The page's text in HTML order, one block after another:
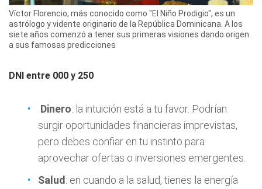
Víctor Florencio, más conocido como "El Niño Prodigio", es un
astrólogo y vidente originario de la República Dominicana. A los
siete años comenzó a tener sus primeras visiones dando origen
a sus famosas predicciones
DNI entre 000 y 250
Dinero: la intuición está a tu favor. Podrían
surgir oportunidades financieras imprevistas,
pero debes confiar en tu instinto para
aprovechar ofertas o inversiones emergentes.
Salud: en cuando a la salud, tienes la energía